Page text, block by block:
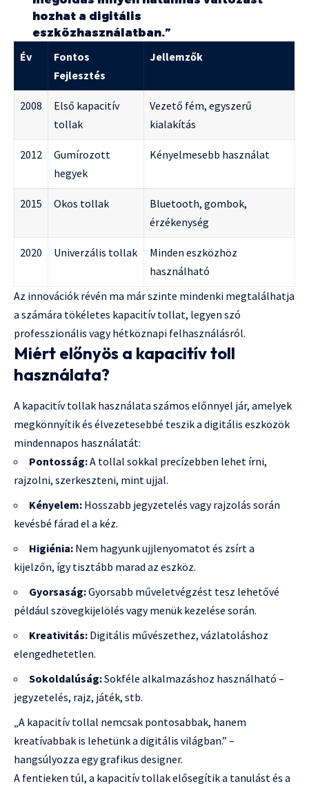
hozhat a digitális
eszközhasználatban.”
Év
Fontos
Fejlesztés
Jellemzők
2008
Első kapacitív
tollak
Vezető fém, egyszerű
kialakítás
2012
Gumírozott
hegyek
Kényelmesebb használat
2015 Okos tollak
Bluetooth, gombok,
érzékenység
2020 Univerzális tollak
Minden eszközhöz
használható
Az innovációk révén ma már szinte mindenki megtalálhatja
a számára tökéletes kapacitív tollat, legyen szó
professzionális vagy hétköznapi felhasználásról.
Miért előnyös a kapacitív toll
használata?
A kapacitív tollak használata számos előnnyel jár, amelyek
megkönnyítik és élvezetesebbé teszik a digitális eszközök
mindennapos használatát:
Pontosság:A tollal sokkal precízebben lehet írni,
rajzolni, szerkeszteni, mint ujjal.
Kényelem: Hosszabb jegyzetelés vagy rajzolás során
kevésbé fárad el a kéz.
Higiénia: Nem hagyunk ujjlenyomatot és zsírt a
kijelzőn, így tisztább marad az eszköz.
Gyorsaság:Gyorsabb műveletvégzést tesz lehetővé
például szövegkijelölés vagy menük kezelése során.
Kreativitás: Digitális művészethez, vázlatoláshoz
elengedhetetlen.
Sokoldalúság:Sokféle alkalmazáshoz használható –
jegyzetelés, rajz, játék, stb.
„A kapacitív tollal nemcsak pontosabbak, hanem
kreatívabbak is lehetünk a digitális világban.” –
hangsúlyozza egy grafikus designer.
A fentieken túl, a kapacitív tollak elősegítik a tanulást és a